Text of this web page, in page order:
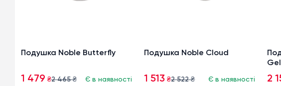
Подушка Noble Butterfly
1 479 ₴2 465₴ Є в наявності
Подушка Noble Cloud
1 513 ₴2 522₴ Є в наявності 2